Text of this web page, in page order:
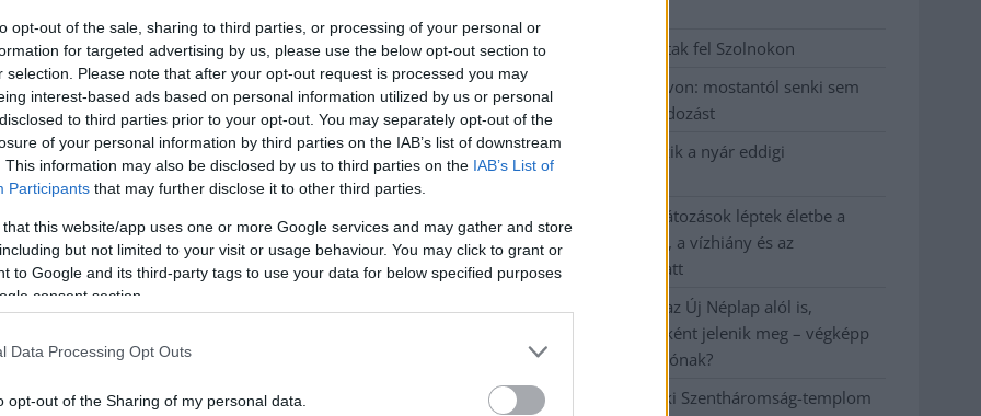
opt-out of the sale, sharing to third parties, or processing of your personal or
for targeted advertising by us, please use the below opt-out section to
selection. Please note that after your opt-out request is processed you may
interest-based ads based on personal information utilized by us or personal
to third parties prior to your opt-out. You may separately opt-out of the
of your personal information by third parties on the IAB’s list of downstream
This information may also be disclosed by us to third parties on the IAB’s List of
Participants that may further disclose it to other third parties.
that this website/app uses one or more Google services and may gather and store
but not limited to your visit or usage behaviour. You may click to grant or
to Google and its third-party tags to use your data for below specified purposes
consent section.
Data Processing Opt Outs
opt-out of the Sharing of my personal data.
indulása óta már több mint ötmilliárd italcsomagolást
a visszaváltási arány tavaly év végére megközelítette a 90
a kitűzött határidő előtt elérhette.
elkerülné a propagandát,iratkozzon fel hírlevelünkre!
ideés csatlakozzon adománygyűjtésünkhöz!
,környezetvédelem, mohu ,Mosolyra váltó,palackvisszaváltás,Peter
Hatalmas lángok csaptak fel Szolnokon
Vízitraffipax a Tisza-tavon: mostantól senki sem
úszhatja meg a száguldozást
Szolnokra is megérkezik a nyár eddigi
legkeményebb napja
Már Szolnokon is korlátozások léptek életbe a
tartós hatalmas hőség, a vízhiány és az
áramtakarékosság miatt
A NER kihúzta a talajt az Új Néplap alól is,
immáron csak hetilapként jelenik meg – végképp
vége a nyomtatott sajtónak?
Befejeződött a szolnoki Szentháromság-templom